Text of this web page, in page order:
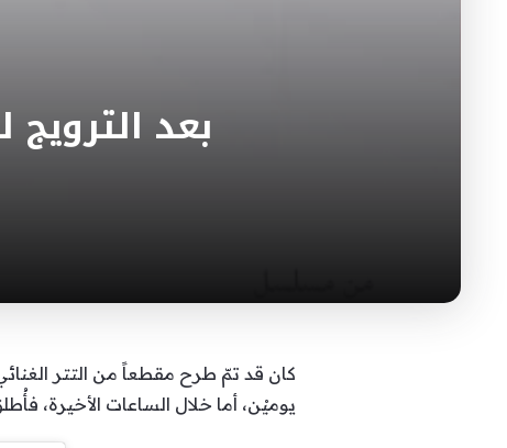
بعد
كان قد تمّ طرح مقطعاً من التتر
يوميْن، أما خلال الساعات الأخيرة،